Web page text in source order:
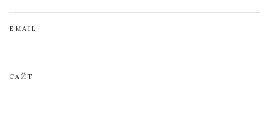
EMAIL
САЙТ